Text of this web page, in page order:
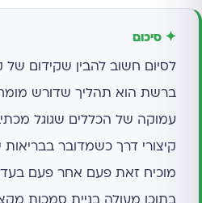
✦ סיכום
לסיום חשוב להבין שקידום של
ברשת הוא תהליך שדורש
עמוקה של הכללים שגוגל
קיצורי דרך כשמדובר
מוכיח זאת פעם אחר פעם
בתוכן מעולה בניית סמכות